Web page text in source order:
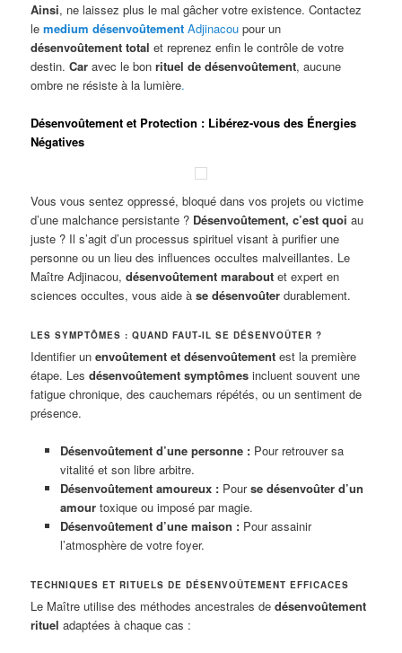
Ainsi, ne laissez plus le mal gâcher votre existence. Contactez
lemedium désenvoûtement Adjinacou pour un
désenvoûtement total et reprenez enfin le contrôle de votre
destin.Car avec le bonrituel de désenvoûtement, aucune
ombre ne résiste à la lumière.
Désenvoûtement et Protection : Libérez-vous des Énergies
Négatives
Vous vous sentez oppressé, bloqué dans vos projets ou victime
d’une malchance persistante ? Désenvoûtement, c’est quoi au
juste ? Il s’agit d’un processus spirituel visant à purifier une
personne ou un lieu des influences occultes malveillantes. Le
Maître Adjinacou,désenvoûtement marabout et expert en
sciences occultes, vous aide àse désenvoûter durablement.
LES SYMPTÔMES : QUAND FAUT-IL SE DÉSENVOÛTER ?
Identifier unenvoûtement et désenvoûtement est la première
étape. Lesdésenvoûtement symptômes incluent souvent une
fatigue chronique, des cauchemars répétés, ou un sentiment de
présence.
Désenvoûtement d’une personne :Pour retrouver sa
vitalité et son libre arbitre.
Désenvoûtement amoureux :Pourse désenvoûter d’un
amourtoxique ou imposé par magie.
Désenvoûtement d’une maison :Pour assainir
l’atmosphère de votre foyer.
TECHNIQUES ET RITUELS DE DÉSENVOÛTEMENT EFFICACES
Le Maître utilise des méthodes ancestrales dedésenvoûtement
rituel adaptées à chaque cas :